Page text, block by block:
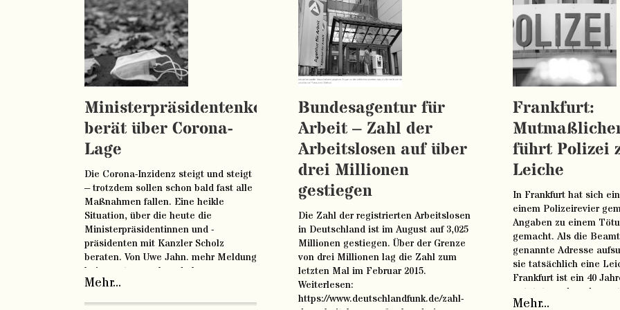
Ministerpräsidentenkonferenz
berät über Corona-
Lage
Die Corona-Inzidenz steigt und steigt
– trotzdem sollen schon bald fast alle
Maßnahmen fallen. Eine heikle
Situation, über die heute die
Ministerpräsidentinnen und -
präsidenten mit Kanzler Scholz
beraten. Von Uwe Jahn. mehr Meldung
bei www.tagesschau.de lesen
https://www.tagesschau.de/inland/impfpflicht-
bundestag-105.html
Mehr...
Bundesagentur für
Arbeit – Zahl der
Arbeitslosen auf über
drei Millionen
gestiegen
Die Zahl der registrierten Arbeitslosen
in Deutschland ist im August auf 3,025
Millionen gestiegen. Über der Grenze
von drei Millionen lag die Zahl zum
letzten Mal im Februar 2015.
Weiterlesen:
https://www.deutschlandfunk.de/zahl-
Frankfurt:
führt Polizei
Leiche
In Frankfurt hat sich
einem Polizeirevier
Angaben zu einem
gemacht. Als die
genannte Adresse
sie tatsächlich eine
Frankfurt ist ein 40
getötet worden, der
Täter stellte sich kurz
Mehr...